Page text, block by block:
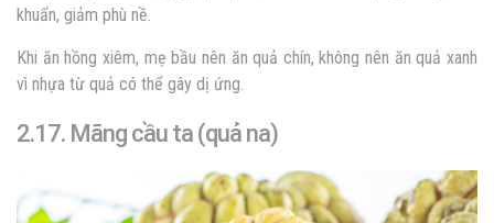
khuẩn, giảm phù nề.
Khi ăn hồng xiêm, mẹ bầu nên ăn quả chín, không nên ăn quả xanh
vì nhựa từ quả có thể gây dị ứng.
2.17. Mãng cầu ta (quả na)